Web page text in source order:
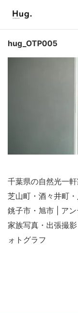
hug_OTP005
千葉県の自然光一
芝山町・酒々井町
銚子市・旭市 | ア
家族写真・出張撮
ォトグラフ